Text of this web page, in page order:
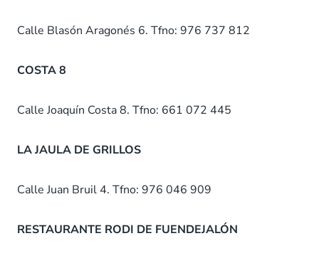
Calle Blasón Aragonés 6. Tfno: 976 737 812
COSTA 8
Calle Joaquín Costa 8. Tfno: 661 072 445
LA JAULA DE GRILLOS
Calle Juan Bruil 4. Tfno: 976 046 909
RESTAURANTE RODI DE FUENDEJALÓN